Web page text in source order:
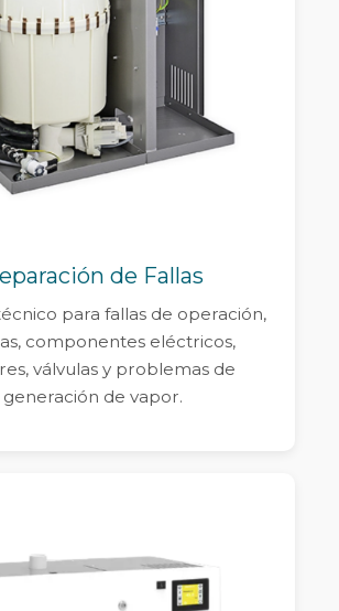
de Fallas
para fallas de operación,
componentes eléctricos,
válvulas y problemas de
generación de vapor.